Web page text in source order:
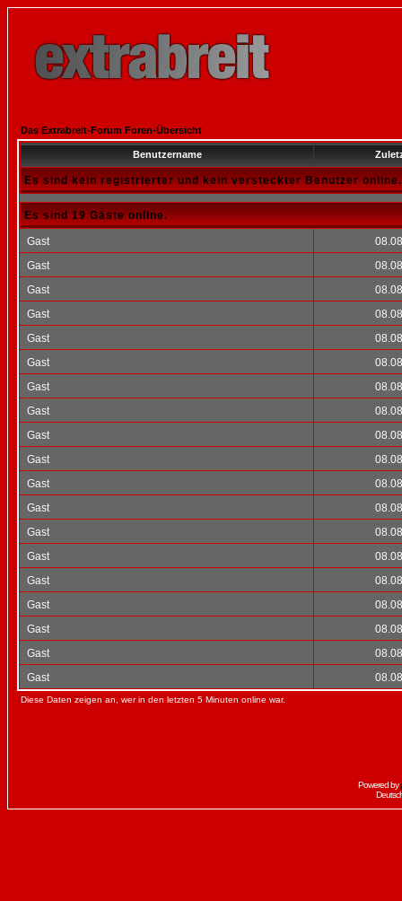
Das Extrabreit-Forum Foren-Übersicht
Benutzername
Es sind kein registrierter und kein versteckter Benutzer online.
Es sind 19 Gäste online.
Gast
Gast
Gast
Gast
Gast
Gast
Gast
Gast
Gast
Gast
Gast
Gast
Gast
Gast
Gast
Gast
Gast
Gast
Gast
Diese Daten zeigen an, wer in den letzten 5 Minuten online war.
Powered by